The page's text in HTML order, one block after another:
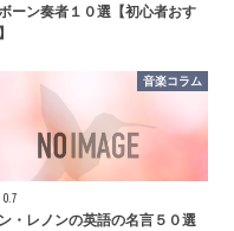
ーン奏者１０選【初心者おす
音楽コラム
・レノンの英語の名言５０選